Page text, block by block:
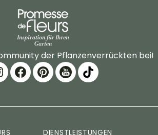
der Pflanzenverrückten bei!
DIENSTLEISTUNGEN